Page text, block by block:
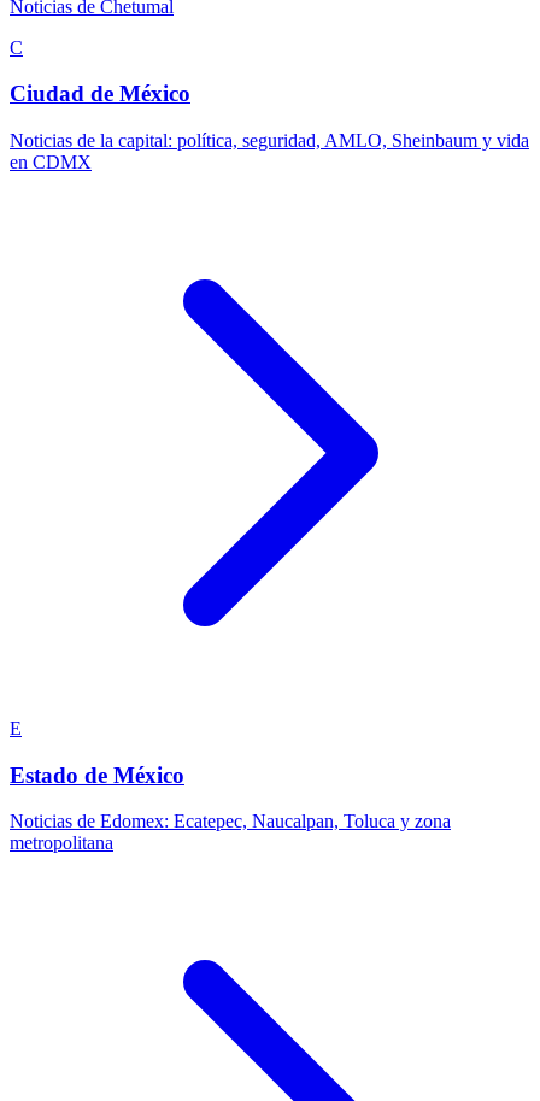
Noticias de Chetumal
C
Ciudad de México
Noticias de la capital: política, seguridad, AMLO, Sheinbaum y vida
en CDMX
E
Estado de México
Noticias de Edomex: Ecatepec, Naucalpan, Toluca y zona
metropolitana